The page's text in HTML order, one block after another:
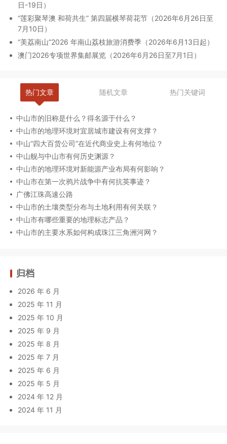
日-19日）
“莲彩聚琴澳 和荷共生” 第四届横琴荷花节（2026年6月26日至
7月10日）
“美荔南山”2026 年南山荔枝旅游消费季（2026年6月13日起）
澳门2026专项世界集邮展览（2026年6月26日至7月1日）
热门文章 随机文章 热门关键词
中山市的旧称是什么？得名源于什么？
中山市的地理环境对宜居城市建设有何支撑？
中山“四大百货公司”在近代商业史上有何地位？
中山舰与中山市有何历史渊源？
中山市的地理环境对新能源产业布局有何影响？
中山市在第一次鸦片战争中有何抗英事迹？
广佛江珠高速公路
中山市的土壤类型分布与土地利用有何关联？
中山市有哪些重要的地理标志产品？
中山市的主要水系如何构成珠江三角洲河网？
归档
2026 年 6 月
2025 年 11 月
2025 年 10 月
2025 年 9 月
2025 年 8 月
2025 年 7 月
2025 年 6 月
2025 年 5 月
2024 年 12 月
2024 年 11 月